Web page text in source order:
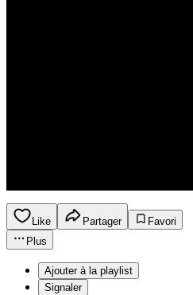
Like Partager
Favori
Plus
Ajouter à la playlist
Signaler